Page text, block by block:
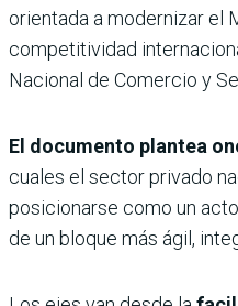
orientada a modernizar el
competitividad
Nacional de Comercio y
El documento plantea
cuales el sector privado
posicionarse como un
de un bloque más ágil,